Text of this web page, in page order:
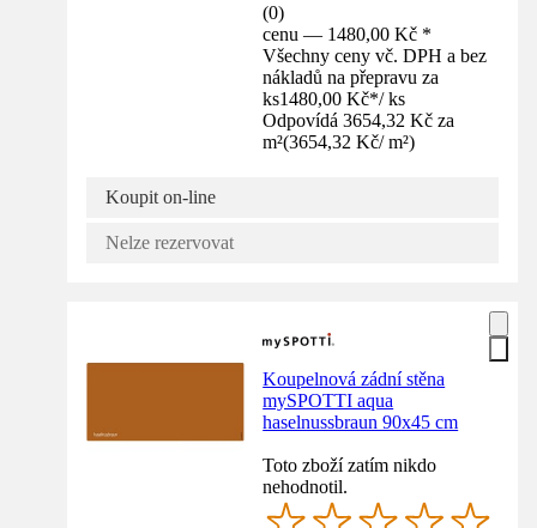
(0)
cenu — 1480,00 Kč *
Všechny ceny vč. DPH a bez
nákladů na přepravu za
ks1480,00 Kč*/ ks
Odpovídá 3654,32 Kč za
m²(3654,32 Kč/ m²)
Koupit on-line
Nelze rezervovat
Koupelnová zádní stěna
mySPOTTI aqua
haselnussbraun 90x45 cm
Toto zboží zatím nikdo
nehodnotil.